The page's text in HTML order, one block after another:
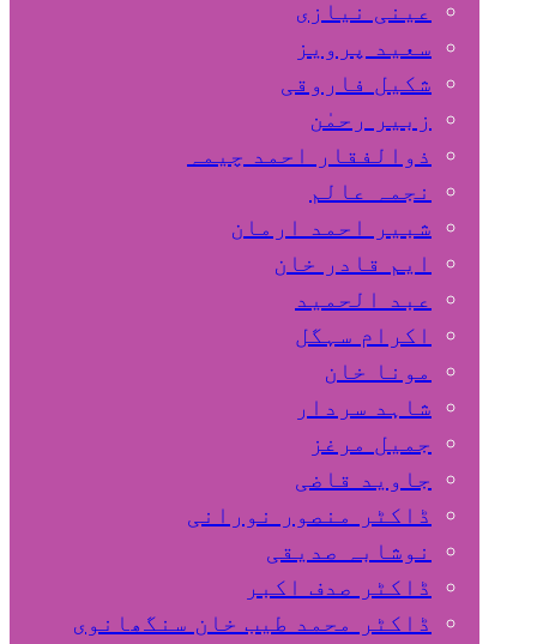
عینی نیازی
سعید پرویز
شکیل فاروقی
زبیر رحمٰن
ذوالفقار احمد چیمہ
نجمہ عالم
شبیر احمد ارمان
ایم قادر خان
عبد الحمید
اکرام سہگل
مونا خان
شاہد سردار
جمیل مرغز
جاوید قاضی
ڈاکٹر منصور نورانی
نوشابہ صدیقی
ڈاکٹر صدف اکبر
ڈاکٹر محمد طیب خان سنگھانوی